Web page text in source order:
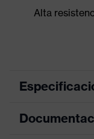
Alta
color de